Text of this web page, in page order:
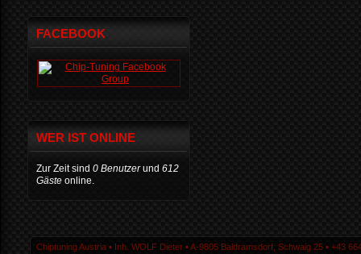
FACEBOOK
WER IST ONLINE
Zur Zeit sind 0 Benutzerund 612
Gäste online.
Chiptuning Austria ▪ Inh. WOLF Dieter ▪ A-9805 Baldramsdorf, Schwaig 25 ▪ +43